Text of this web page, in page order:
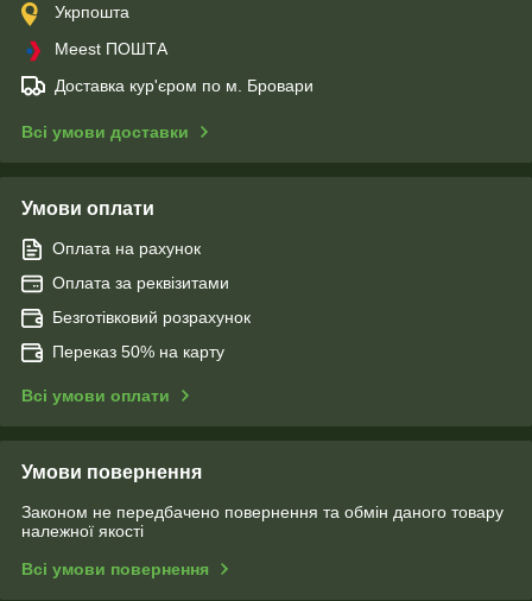
Укрпошта
Meest ПОШТА
Доставка кур'єром по м. Бровари
Всі умови доставки
Умови оплати
Оплата на рахунок
Оплата за реквізитами
Безготівковий розрахунок
Переказ 50% на карту
Всі умови оплати
Умови повернення
Законом не передбачено повернення та обмін даного товару
належної якості
Всі умови повернення